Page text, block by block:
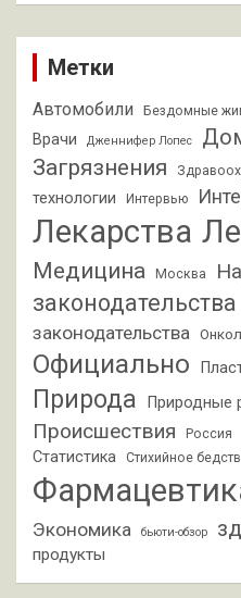
Метки
Автомобили Бездомные
Врачи Дженнифер Лопес
Загрязнения
технологии
Интервью
Лекарства
Медицина Москва
законодательства
законодательства
Официально
Природа Природные
Происшествия Россия
Статистика Стихийное
Экономика бьюти-обзор
продукты